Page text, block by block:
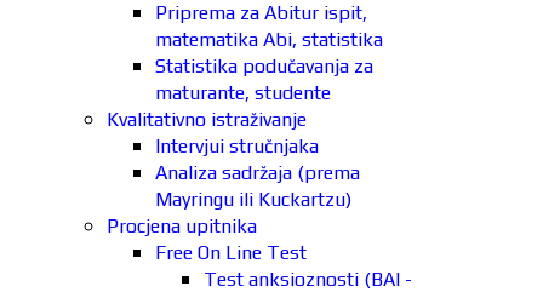
Priprema za Abitur ispit,
matematika Abi, statistika
Statistika podučavanja za
maturante, studente
Kvalitativno istraživanje
Intervjui stručnjaka
Analiza sadržaja (prema
Mayringu ili Kuckartzu)
Procjena upitnika
Free On Line Test
Test anksioznosti (BAI -